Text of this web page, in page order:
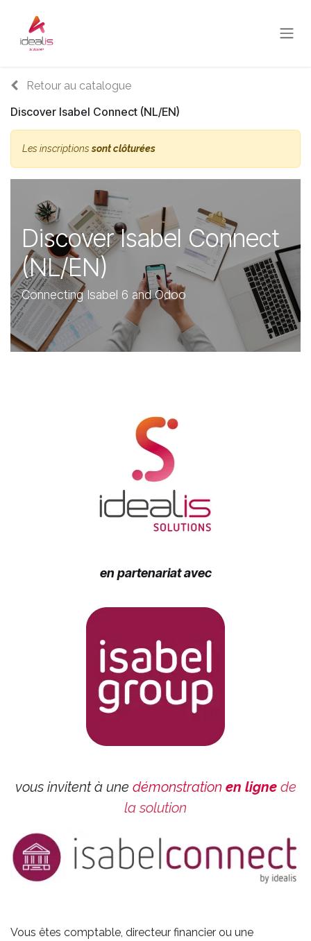
Retour au catalogue
Discover Isabel Connect (NL/EN)
Les inscriptionssont clôturées
Discover Isabel Connect
(NL/EN)
Connecting Isabel 6 and Odoo
en partenariat avec
vous invitent à une démonstration en ligne de
la solution
Vous êtes comptable, directeur financier ou une